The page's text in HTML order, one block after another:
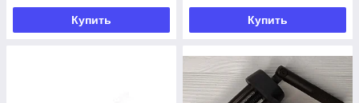
Купить Купить